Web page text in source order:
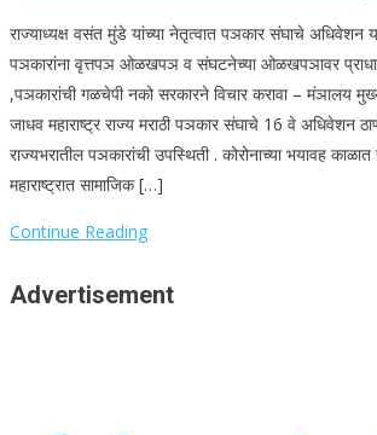
राज्याध्यक्ष वसंत मुंडे यांच्या नेतृत्वात पञकार संघाचे अधिवेशन
पञकारांना वृत्तपञ ओळखपञ व संघटनेच्या ओळखपञावर
,पञकारांची गळचेपी नको सरकारने विचार करावा – मंञालय
जाधव महाराष्ट्र राज्य मराठी पञकार संघाचे 16 वे अधिवेशन
राज्यभरातील पञकारांची उपस्थिती . कोरोनाच्या भयावह
महाराष्ट्रात सामाजिक […]
Continue Reading
Advertisement